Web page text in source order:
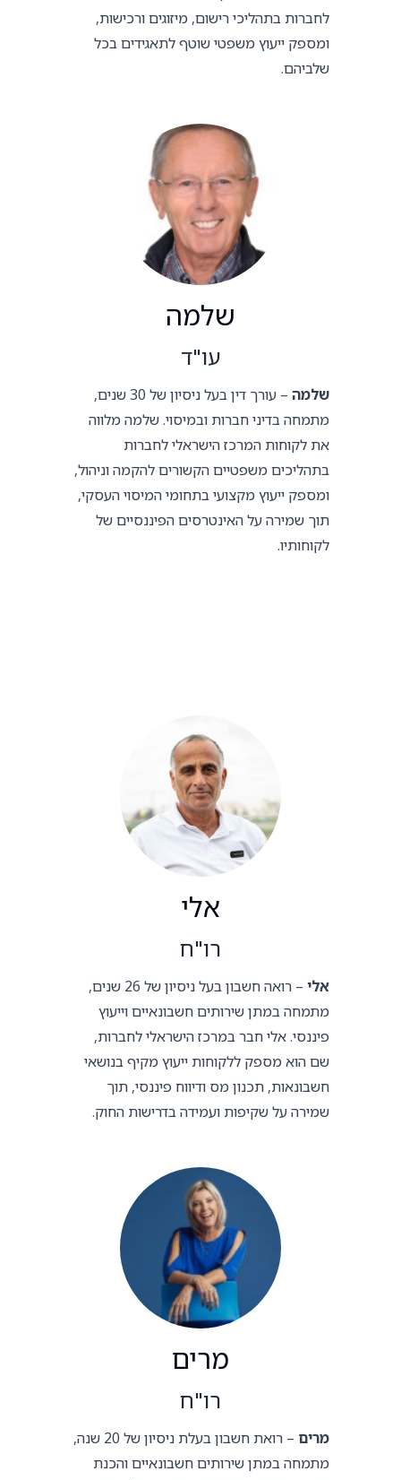
לחברות בתהליכי רישום, מיזוגים ורכישות,
ומספק ייעוץ משפטי שוטף לתאגידים בכל
שלביהם.
שלמה
עו"ד
שלמה
– עורך דין בעל ניסיון של 30 שנים,
מתמחה בדיני חברות ובמיסוי. שלמה מלווה
את לקוחות המרכז הישראלי לחברות
בתהליכים משפטיים הקשורים להקמה וניהול,
ומספק ייעוץ מקצועי בתחומי המיסוי העסקי,
תוך שמירה על האינטרסים הפיננסיים של
לקוחותיו.
אלי
רו"ח
אלי
– רואה חשבון בעל ניסיון של 26 שנים,
מתמחה במתן שירותים חשבונאיים וייעוץ
פיננסי. אלי חבר במרכז הישראלי לחברות,
שם הוא מספק ללקוחות ייעוץ מקיף בנושאי
חשבונאות, תכנון מס ודיווח פיננסי, תוך
שמירה על שקיפות ועמידה בדרישות החוק.
מרים
רו"ח
מרים
– רואת חשבון בעלת ניסיון של 20 שנה,
מתמחה במתן שירותים חשבונאיים והכנת